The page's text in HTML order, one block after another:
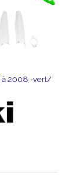
à 2008 -vert/